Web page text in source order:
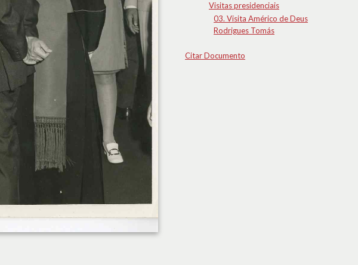
Visitas presidenciais
03. Visita Américo de Deus
Rodrigues Tomás
Citar Documento